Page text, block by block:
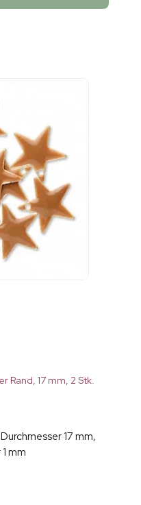
Rand, 17 mm, 2 Stk.
17 mm,
mm